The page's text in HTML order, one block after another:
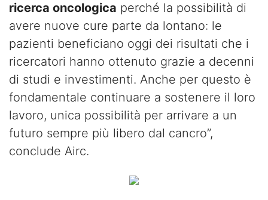
ricerca oncologica perché la possibilità di
avere nuove cure parte da lontano: le
pazienti beneficiano oggi dei risultati che i
ricercatori hanno ottenuto grazie a decenni
di studi e investimenti. Anche per questo è
fondamentale continuare a sostenere il loro
lavoro, unica possibilità per arrivare a un
futuro sempre più libero dal cancro”,
conclude Airc.